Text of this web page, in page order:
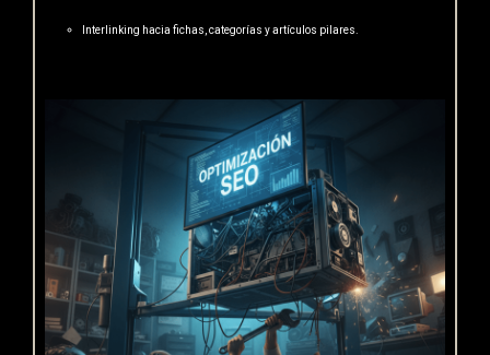
Interlinking hacia fichas, categorías y artículos pilares.